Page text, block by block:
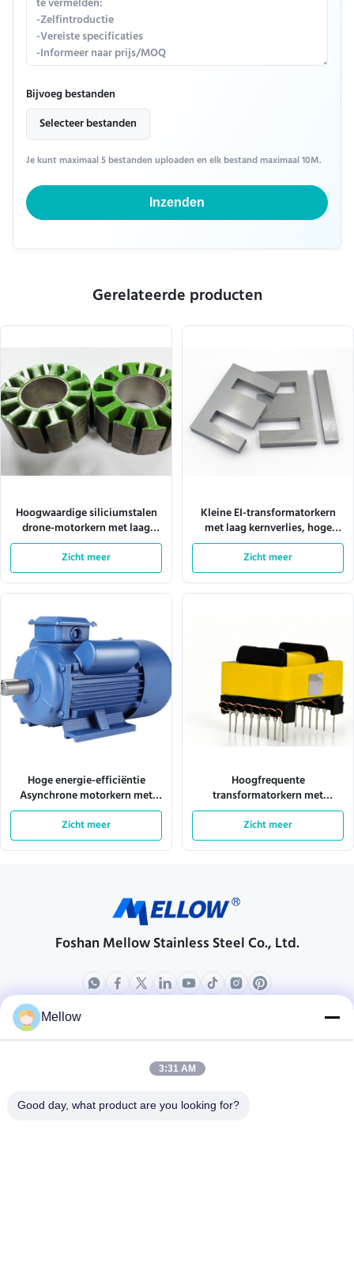
Bijvoeg bestanden
Selecteer bestanden
Je kunt maximaal 5 bestanden uploaden en elk bestand maximaal 10M.
Inzenden
Gerelateerde producten
Hoogwaardige siliciumstalen
drone-motorkern met laag
kernverlies en aanpasbare
afmetingen
Zicht meer
Kleine EI-transformatorkern
met laag kernverlies, hoge
verzadigingsfluxdichtheid en
precieze gestempelde
laminacties
Zicht meer
Hoge energie-efficiëntie
Asynchrone motorkern met
een enkele fase met een laag
geluid en trillingen voor
thermische stabiliteit
Zicht meer
Hoogfrequente
transformatorkern met
hoogwaardig siliciumstaal
voor 10 kHz tot 500 kHz en
aanpasbare afmetingen
Zicht meer
Foshan Mellow Stainless Steel Co., Ltd.
producten
Bedrijfprofiel
Kwaliteitscontrole
Mellow
3:31 AM
Good day, what product are you looking for?